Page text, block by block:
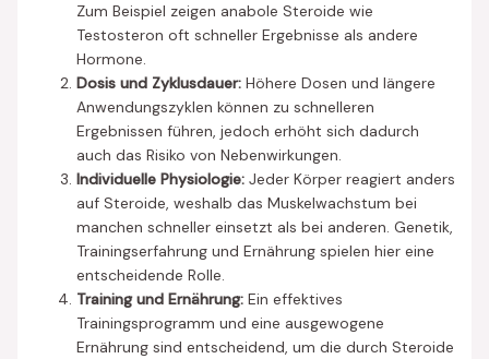
Zum Beispiel zeigen anabole Steroide wie
Testosteron oft schneller Ergebnisse als andere
Hormone.
Dosis und Zyklusdauer:Höhere Dosen und längere
Anwendungszyklen können zu schnelleren
Ergebnissen führen, jedoch erhöht sich dadurch
auch das Risiko von Nebenwirkungen.
Individuelle Physiologie:Jeder Körper reagiert anders
auf Steroide, weshalb das Muskelwachstum bei
manchen schneller einsetzt als bei anderen. Genetik,
Trainingserfahrung und Ernährung spielen hier eine
entscheidende Rolle.
Training und Ernährung:Ein effektives
Trainingsprogramm und eine ausgewogene
Ernährung sind entscheidend, um die durch Steroide